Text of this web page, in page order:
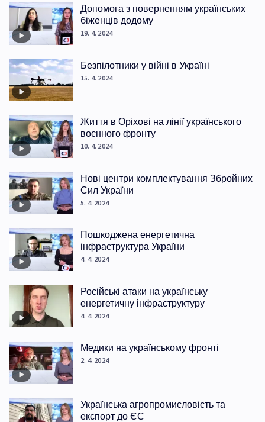
Допомога з поверненням українських
біженців додому
19. 4. 2024
Безпілотники у війні в Україні
15. 4. 2024
Життя в Оріхові на лінії українського
воєнного фронту
10. 4. 2024
Нові центри комплектування Збройних
Сил України
5. 4. 2024
Пошкоджена енергетична
інфраструктура України
4. 4. 2024
Російські атаки на українську
енергетичну інфраструктуру
4. 4. 2024
Медики на українському фронті
2. 4. 2024
Українська агропромисловість та
експорт до ЄС